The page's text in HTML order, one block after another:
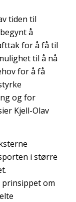
tiden til
å
for å få til
til å nå
for å få
og for
Kjell-Olav
i større
om